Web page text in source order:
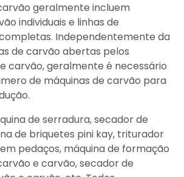
geralmente incluem
individuais e linhas de
Independentemente da
de carvão abertas pelos
carvão, geralmente é necessário
de máquinas de carvão para
de serradura, secador de
de briquetes pini kay, triturador
pedaços, máquina de formação
e carvão, secador de